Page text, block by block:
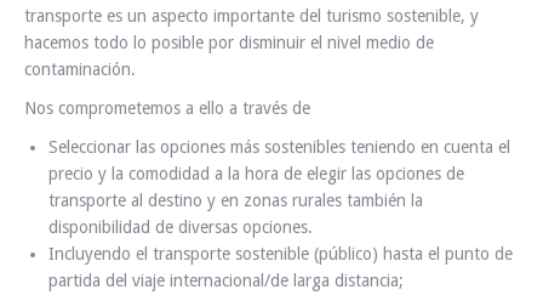
transporte es un aspecto importante del turismo sostenible, y
hacemos todo lo posible por disminuir el nivel medio de
contaminación.
Nos comprometemos a ello a través de
Seleccionar las opciones más sostenibles teniendo en cuenta el
precio y la comodidad a la hora de elegir las opciones de
transporte al destino y en zonas rurales también la
disponibilidad de diversas opciones.
Incluyendo el transporte sostenible (público) hasta el punto de
partida del viaje internacional/de larga distancia;